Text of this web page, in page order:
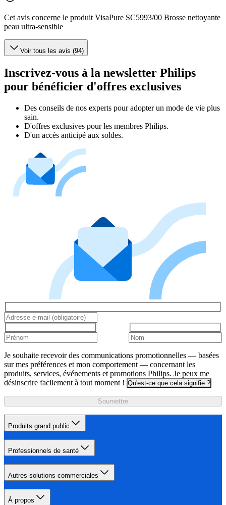
Cet avis concerne le produit VisaPure SC5993/00 Brosse nettoyante
peau ultra-sensible
Voir tous les avis (94)
Inscrivez-vous à la newsletter Philips
pour bénéficier d'offres exclusives
Des conseils de nos experts pour adopter un mode de vie plus
sain.
D'offres exclusives pour les membres Philips.
D'un accès anticipé aux soldes.
Je souhaite recevoir des communications promotionnelles — basées
sur mes préférences et mon comportement — concernant les
produits, services, événements et promotions Philips. Je peux me
désinscrire facilement à tout moment ! Qu'est-ce que cela signifie ?
Soumettre
Produits grand public
Professionnels de santé
Autres solutions commerciales
À propos